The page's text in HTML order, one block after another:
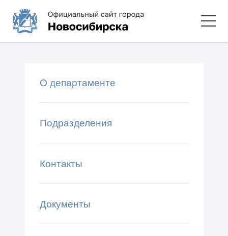
О департаменте
Подразделения
Контакты
Документы